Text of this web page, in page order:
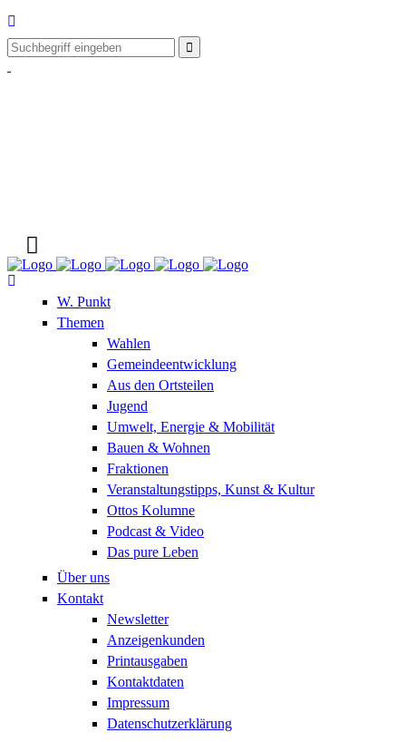
W. Punkt
Themen
Wahlen
Gemeindeentwicklung
Aus den Ortsteilen
Jugend
Umwelt, Energie & Mobilität
Bauen & Wohnen
Fraktionen
Veranstaltungstipps, Kunst & Kultur
Ottos Kolumne
Podcast & Video
Das pure Leben
Über uns
Kontakt
Newsletter
Anzeigenkunden
Printausgaben
Kontaktdaten
Impressum
Datenschutzerklärung